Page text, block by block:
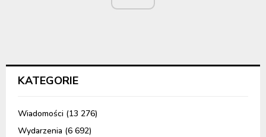
KATEGORIE
Wiadomości (13 276)
Wydarzenia (6 692)